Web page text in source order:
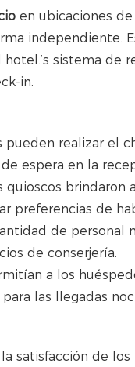
en ubicaciones
independiente.
sistema de
in.
pueden realizar el
espera en la
quioscos brindaron
preferencias de
de personal
de conserjería.
a los
las llegadas
satisfacción de